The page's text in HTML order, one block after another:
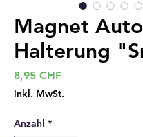
Magnet Auto
Halterung
8,95 CHFPreis
inkl. MwSt.
Anzahl *